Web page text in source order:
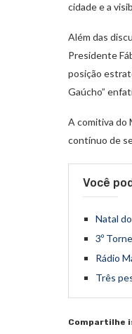
cidade e a
Além das
Presidente
posição
Gaúcho”
A comitiva do
contínuo de
Você
Natal
3º
Rádio
Três
Compartilhe